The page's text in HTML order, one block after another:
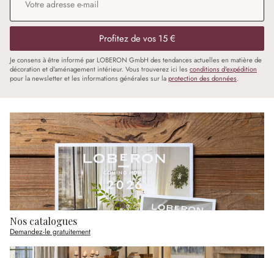
Profitez de vos 15 €
Je consens à être informé par LOBERON GmbH des tendances actuelles en matière de
décoration et d'aménagement intérieur. Vous trouverez ici les conditions d'expédition
pour la newsletter et les informations générales sur laprotection des données.
Nos catalogues
Demandez-le gratuitement